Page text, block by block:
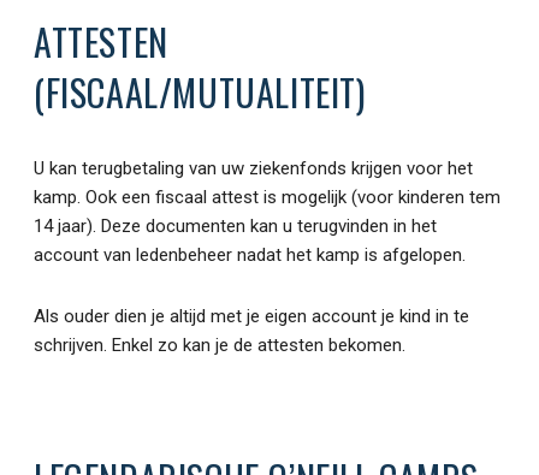
ATTESTEN
(FISCAAL/MUTUALITEIT)
U kan terugbetaling van uw ziekenfonds krijgen voor het
kamp. Ook een fiscaal attest is mogelijk (voor kinderen tem
14 jaar). Deze documenten kan u terugvinden in het
account van ledenbeheer nadat het kamp is afgelopen.
Als ouder dien je altijd met je eigen account je kind in te
schrijven. Enkel zo kan je de attesten bekomen.